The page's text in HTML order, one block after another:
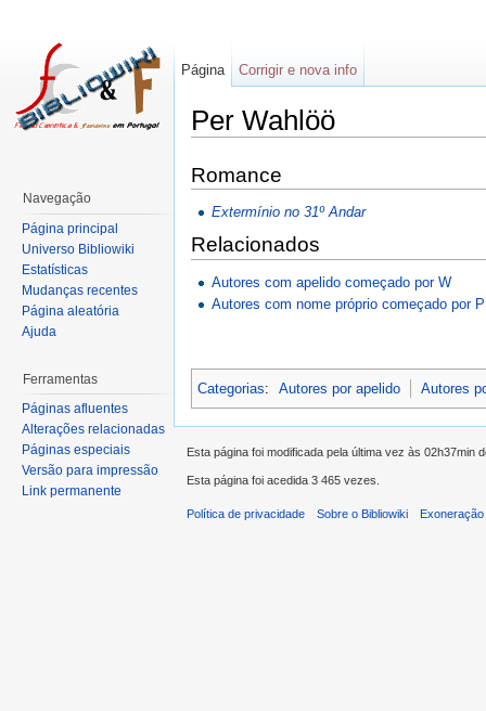
Per Wahlöö
Romance
Extermínio no 31º Andar
Relacionados
Autores com apelido começado por W
Autores com nome próprio começado por P
Categorias: Autores por apelido Autores
Página Corrigir e nova info
Navegação
Página principal
Universo Bibliowiki
Estatísticas
Mudanças recentes
Página aleatória
Ajuda
Ferramentas
Páginas afluentes
Alterações relacionadas
Páginas especiais
Versão para impressão
Link permanente
Esta página foi modificada pela última vez às 02h37min
Esta página foi acedida 3 465 vezes.
Política de privacidade Sobre o Bibliowiki